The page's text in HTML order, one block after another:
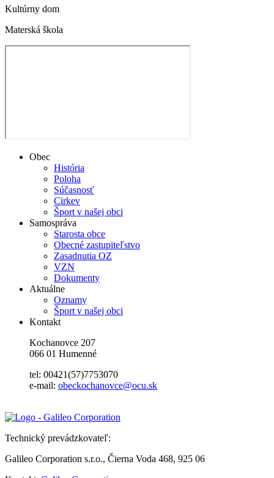
Kultúrny dom
Materská škola
Obec
História
Poloha
Súčasnosť
Cirkev
Šport v našej obci
Samospráva
Starosta obce
Obecné zastupiteľstvo
Zasadnutia OZ
VZN
Dokumenty
Aktuálne
Oznamy
Šport v našej obci
Kontakt
Kochanovce 207
066 01 Humenné
tel: 00421(57)7753070
e-mail: obeckochanovce@ocu.sk
Technický prevádzkovateľ:
Galileo Corporation s.r.o., Čierna Voda 468, 925 06